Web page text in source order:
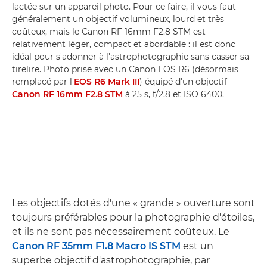
lactée sur un appareil photo. Pour ce faire, il vous faut
généralement un objectif volumineux, lourd et très
coûteux, mais le Canon RF 16mm F2.8 STM est
relativement léger, compact et abordable : il est donc
idéal pour s'adonner à l'astrophotographie sans casser sa
tirelire. Photo prise avec un Canon EOS R6 (désormais
remplacé par l'EOS R6 Mark III) équipé d'un objectif
Canon RF 16mm F2.8 STM à 25 s, f/2,8 et ISO 6400.
Les objectifs dotés d'une « grande » ouverture sont
toujours préférables pour la photographie d'étoiles,
et ils ne sont pas nécessairement coûteux. Le
Canon RF 35mm F1.8 Macro IS STM est un
superbe objectif d'astrophotographie, par